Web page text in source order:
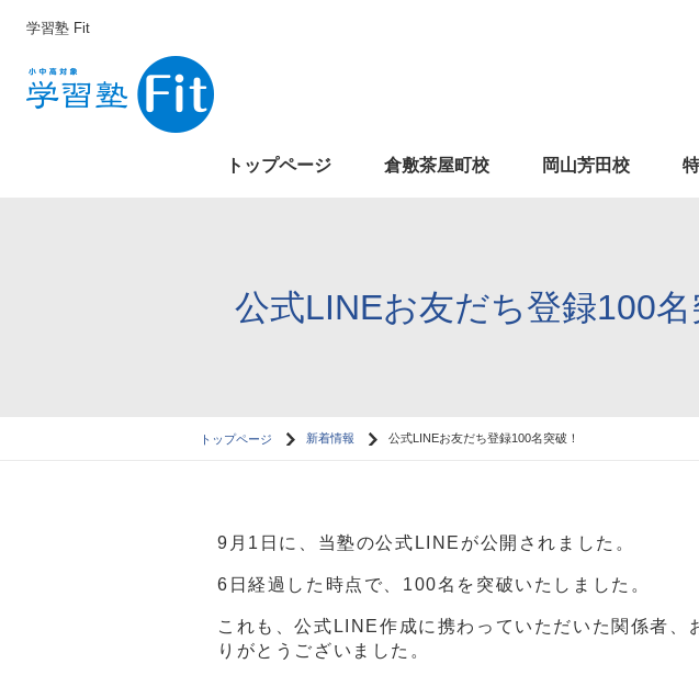
学習塾 Fit
トップページ 倉敷茶屋町校 岡山芳田校
公式LINEお友だち登録100名
トップページ 新着情報 公式LINEお友だち登録100名突破！
9月1日に、当塾の公式LINEが公開されました。
6日経過した時点で、100名を突破いたしました。
これも、公式LINE作成に携わっていただいた関係者
りがとうございました。